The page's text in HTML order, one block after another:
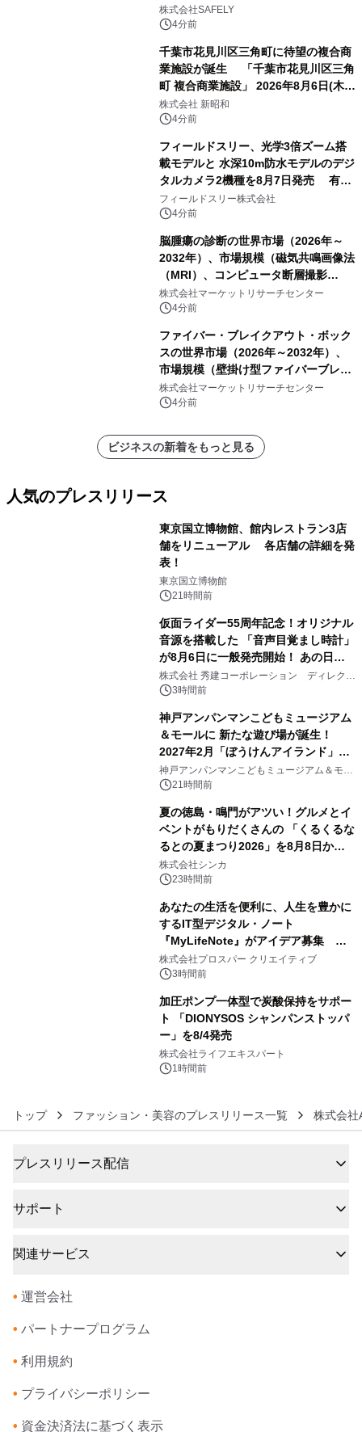
がりやすさ」も選定基準に
株式会社SAFELY
4分前
千葉市花見川区三角町に待望の複合商
業施設が誕生 「千葉市花見川区三角
町 複合商業施設」 2026年8月6日(木)
グランドオープン
株式会社 新昭和
4分前
フィールドスリー、光学3倍ズーム搭
載モデルと 水深10m防水モデルのデジ
タルカメラ2機種を8月7日発売 有効
約1300万画素、用途別に選べるコンデ
ジ新登場
フィールドスリー株式会社
4分前
脳腫瘍の診断の世界市場（2026年～
2032年）、市場規模（磁気共鳴画像法
（MRI）、コンピュータ断層撮影
（CT）スキャン、PETスキャン、その
他）・分析レポートを発表
株式会社マーケットリサーチセンター
4分前
ファイバー・ブレイクアウト・ボック
スの世界市場（2026年～2032年）、
市場規模（壁掛け型ファイバーブレー
クアウトボックス、ラックマウント型
ファイバーブレークアウトボックス、
株式会社マーケットリサーチセンター
4分前
ビジネスの新着をもっと見る
人気のプレスリリース
東京国立博物館、館内レストラン3店
舗をリニューアル 各店舗の詳細を発
表！
東京国立博物館
21時間前
仮面ライダー55周年記念！オリジナル
音源を搭載した 「音声目覚まし時計」
が8月6日に一般発売開始！ あの日の
大興奮が今甦る
株式会社 秀建コーポレーション ディレクト
アートギャラリー
3時間前
神戸アンパンマンこどもミュージアム
＆モールに 新たな遊び場が誕生！
2027年2月「ぼうけんアイランド」が
オープン
神戸アンパンマンこどもミュージアム＆モー
ル 21時間前
夏の徳島・鳴門がアツい！グルメとイ
ベントがもりだくさんの 「くるくるな
るとの夏まつり2026」を8月8日から9
日間開催 ～夏限定メニューや大抽選
会、大学芋スティックの振る舞いも～
株式会社シンカ
23時間前
あなたの生活を便利に、人生を豊かに
するIT型デジタル・ノート
『MyLifeNote』がアイデア募集 優
秀賞100名に1年間無償試用
株式会社プロスパー クリエイティブ
3時間前
加圧ポンプ一体型で炭酸保持をサポー
ト 「DIONYSOS シャンパンストッパ
ー」を8/4発売
株式会社ライフエキスパート
1時間前
トップ ファッション・美容のプレスリリース一覧 株式会社
プレスリリース配信
サポート
関連サービス
• 運営会社
• パートナープログラム
• 利用規約
• プライバシーポリシー
• 資金決済法に基づく表示